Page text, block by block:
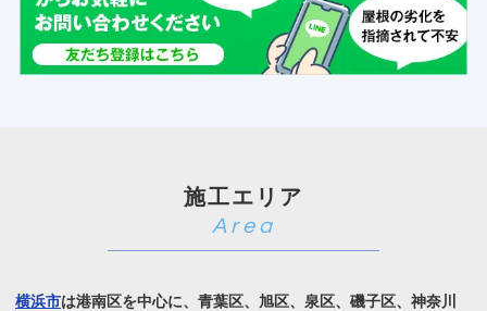
施工エリア
横浜市は港南区を中心に、青葉区、旭区、泉区、磯子区、神奈川